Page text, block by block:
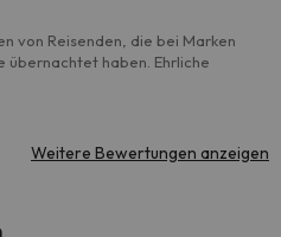
von Reisenden, die bei Marken
übernachtet haben. Ehrliche
Weitere Bewertungen anzeigen